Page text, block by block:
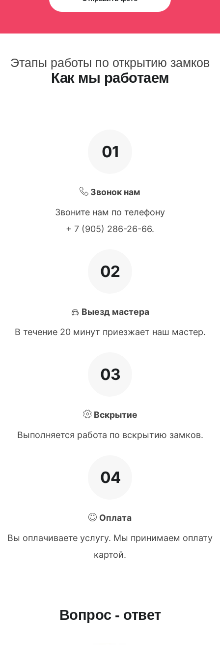
Этапы работы по открытию замков
Как мы работаем
01
Звонок нам
Звоните нам по телефону
+ 7 (905) 286-26-66.
02
Выезд мастера
В течение 20 минут приезжает наш мастер.
03
Вскрытие
Выполняется работа по вскрытию замков.
04
Оплата
Вы оплачиваете услугу. Мы принимаем оплату
картой.
Вопрос - ответ